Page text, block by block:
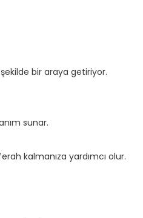
bir araya getiriyor.
sunar.
kalmanıza yardımcı olur.